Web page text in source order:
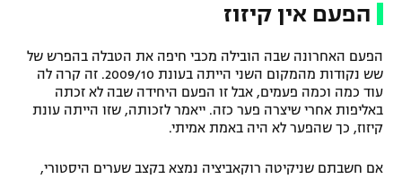
i
d
o
w
.
a
o
g
הפעם אין קיזוז
הפעם האחרונה שבה הובילה מכבי חיפה את הטבלה בהפרש של
שש נקודות מהמקום השני הייתה בעונת 2009/10. זה קרה לה
עוד כמה וכמה פעמים, אבל זו הפעם היחידה שבה לא זכתה
באליפות אחרי שיצרה פער כזה. ייאמר לזכותה, שזו הייתה עונת
קיזוז, כך שהפער לא היה באמת אמיתי.
אם חשבתם שניקיטה רוקאביציה נמצא בקצב שערים היסטורי,